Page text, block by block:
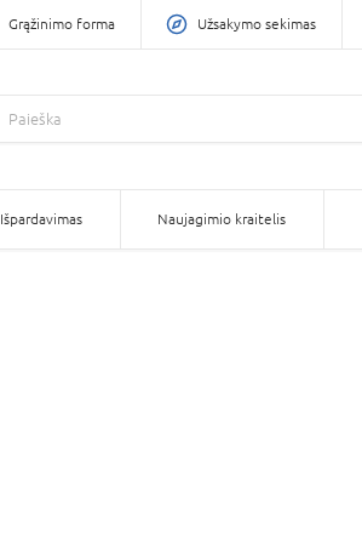
Grąžinimo forma Užsakymo sekimas
Išpardavimas Naujagimio kraitelis